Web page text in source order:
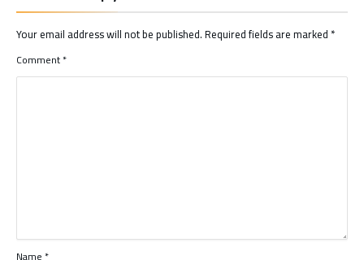
Your email address will not be published.Required fields are marked*
Comment*